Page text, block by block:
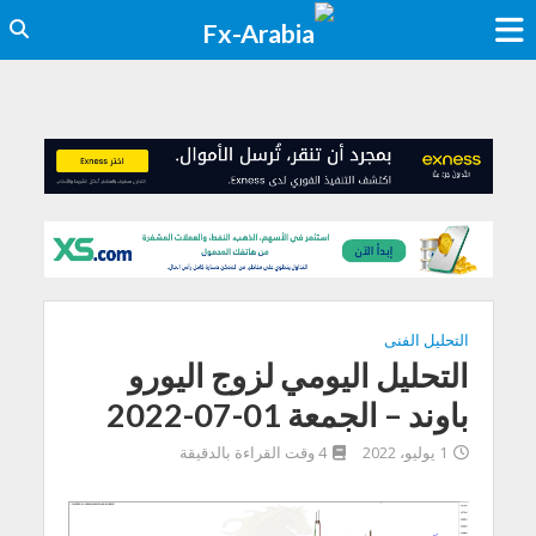
التحليل الفنى
التحليل اليومي لزوج اليورو
باوند – الجمعة 01-07-2022
1 يوليو، 2022 4 وقت القراءة بالدقيقة